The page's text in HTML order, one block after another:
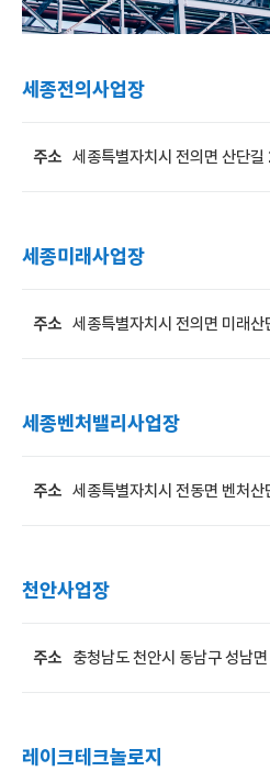
세종전의사업장
주소 세종특별자치시 전의면 산단
세종미래사업장
주소 세종특별자치시 전의면 미래산
세종벤처밸리사업장
주소 세종특별자치시 전동면 벤처산
천안사업장
주소 충청남도 천안시 동남구 성남
레이크테크놀로지